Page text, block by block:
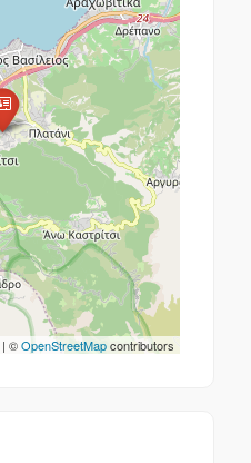
| ©OpenStreetMapcontributors